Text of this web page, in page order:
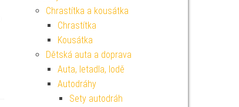
Chrastítka a kousátka
Chrastítka
Kousátka
Dětská auta a doprava
Auta, letadla, lodě
Autodráhy
Sety autodráh